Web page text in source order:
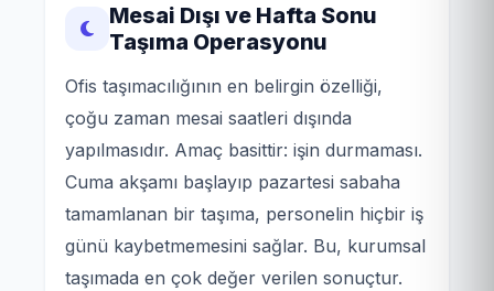
Mesai Dışı ve Hafta Sonu
Taşıma Operasyonu
Ofis taşımacılığının en belirgin özelliği,
çoğu zaman mesai saatleri dışında
yapılmasıdır. Amaç basittir: işin durmaması.
Cuma akşamı başlayıp pazartesi sabaha
tamamlanan bir taşıma, personelin hiçbir iş
günü kaybetmemesini sağlar. Bu, kurumsal
taşımada en çok değer verilen sonuçtur.